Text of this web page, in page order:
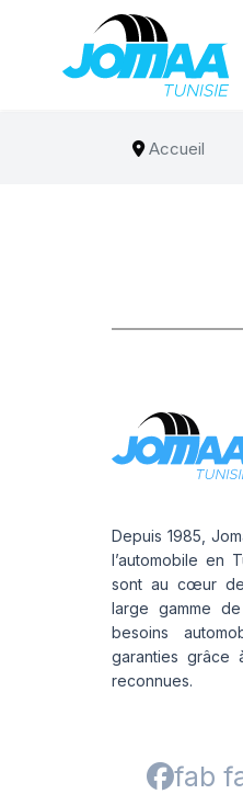
Accueil
Depuis 1985,
l’automobile en
sont au cœur de
large gamme
besoins
garanties grâce
reconnues.
fab